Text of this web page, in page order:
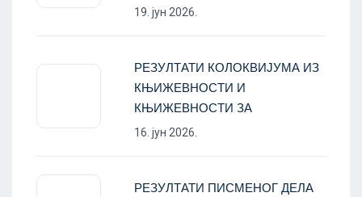
19. јун 2026.
РЕЗУЛТАТИ КОЛОКВИЈУМА ИЗ
КЊИЖЕВНОСТИ И
КЊИЖЕВНОСТИ ЗА
16. јун 2026.
РЕЗУЛТАТИ ПИСМЕНОГ ДЕЛА